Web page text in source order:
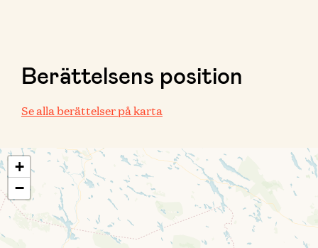
Berättelsens position
Se alla berättelser på karta
+
−